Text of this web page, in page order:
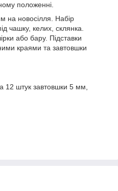
положенні.
на новосілля. Набір
чашку, келих, склянка.
або бару. Підставки
краями та завтовшки
12 штук завтовшки 5 мм,